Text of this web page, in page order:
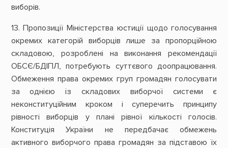
виборів.
13. Пропозиції Міністерства юстиції щодо голосування
окремих категорій виборців лише за пропорційною
складовою, розроблені на виконання рекомендації
ОБСЄ/БДІПЛ, потребують суттєвого доопрацювання.
Обмеження права окремих груп громадян голосувати
за однією із складових виборчої системи є
неконституційним кроком і суперечить принципу
рівності виборців у плані рівної кількості голосів.
Конституція України не передбачає обмежень
активного виборчого права громадян за підставою їх